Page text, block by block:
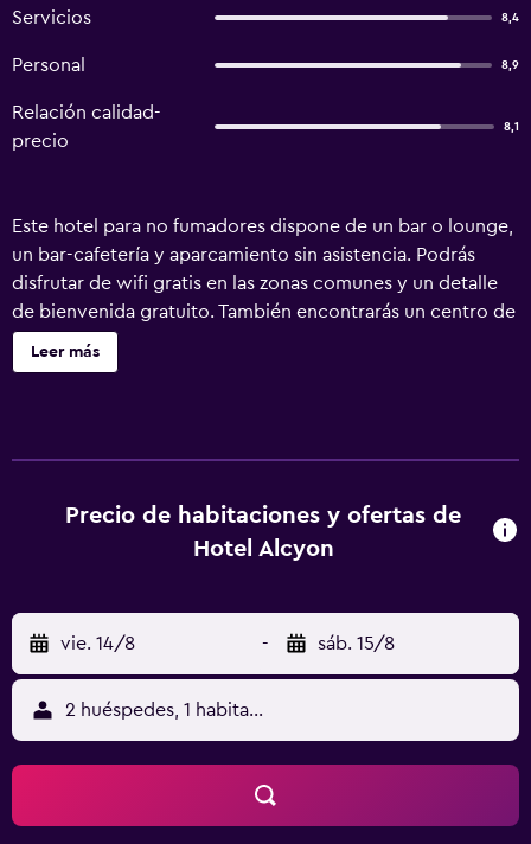
Servicios 8,4
Personal 8,9
Relación calidad-
precio
8,1
Este hotel para no fumadores dispone de un bar o lounge,
un bar-cafetería y aparcamiento sin asistencia. Podrás
disfrutar de wifi gratis en las zonas comunes y un detalle
de bienvenida gratuito. También encontrarás un centro de
negocios, una sala de reuniones y servicios de conserjería.
Hotel Alcyon Porto Vecchio ofrece 32 alojamientos con
ofrece acceso a Internet por cable y wifi gratis. Es posible
solicitar juegos de cama hipoalergénicos y tabla de
y esparcimiento que se indican más abajo en las
instalaciones o cerca del alojamiento (es posible que se
aplique un recargo).
Leer más
Precio de habitaciones y ofertas de
Hotel Alcyon
vie. 14/8 - sáb. 15/8
2 huéspedes, 1 habitación